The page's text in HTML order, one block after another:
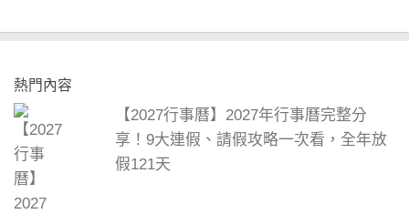
熱門內容
【2027行事曆】2027年行事曆完整分
享！9大連假、請假攻略一次看，全年放
假121天